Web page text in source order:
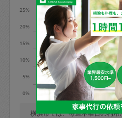
発生
水曜日9時〜金曜日9
50%
金曜日9時～土曜日8
100%
土曜日8時〜実施時間
＋交通費全額
依頼者不在による当
金額の100%＋交通費
0%
5%
10%
15%
20%
25%
月 水 木
横浜市では、毎週木曜日の利